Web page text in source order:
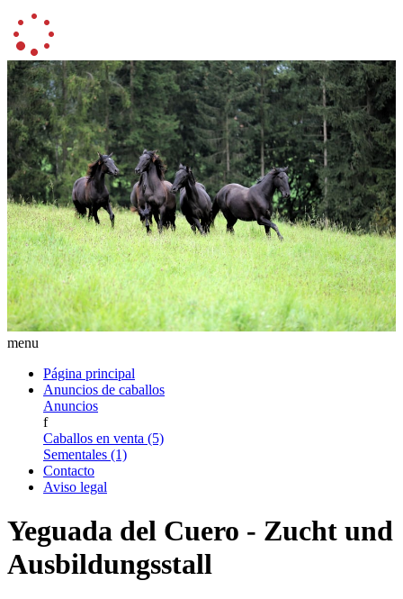
menu
Página principal
Anuncios de caballos
Anuncios
f
Caballos en venta (5)
Sementales (1)
Contacto
Aviso legal
Yeguada del Cuero - Zucht und
Ausbildungsstall